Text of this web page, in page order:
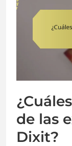
de las
Dixit?